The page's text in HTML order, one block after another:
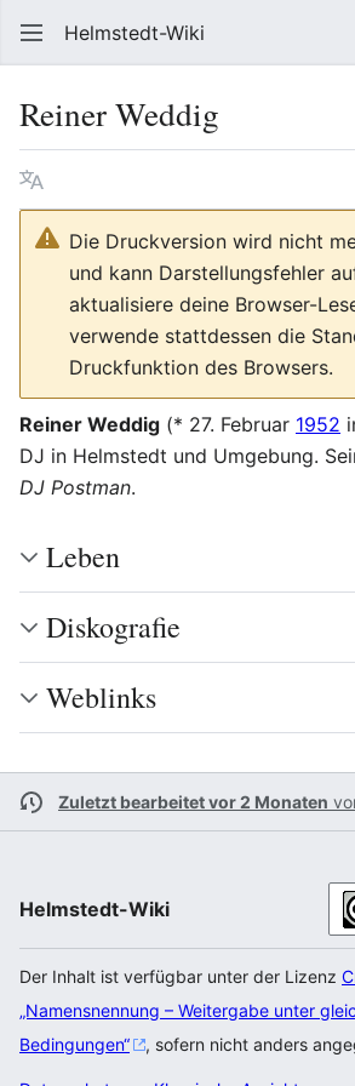
Helmstedt-Wiki
Reiner Weddig
Sprache
Die Druckversion wird nicht
und kann Darstellungsfehler
aktualisiere deine Browser-
verwende stattdessen die
Druckfunktion des Browsers.
Reiner Weddig (* 27. Februar 1952
DJ in Helmstedt und Umgebung.
DJ Postman.
Leben
Diskografie
Weblinks
Zuletzt bearbeitet vor 2 Monaten
Helmstedt-Wiki
Der Inhalt ist verfügbar unter der Lizenz
„Namensnennung – Weitergabe unter
Bedingungen“
, sofern nicht anders